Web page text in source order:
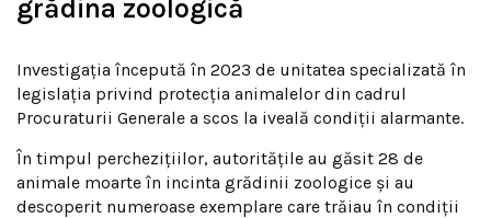
grădina zoologică
Investigația începută în 2023 de unitatea specializată în
legislația privind protecția animalelor din cadrul
Procuraturii Generale a scos la iveală condiții alarmante.
În timpul perchezițiilor, autoritățile au găsit 28 de
animale moarte în incinta grădinii zoologice și au
descoperit numeroase exemplare care trăiau în condiții